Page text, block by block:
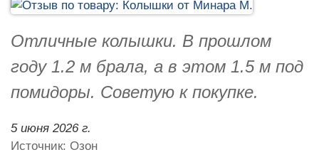
Отличные колышки. В прошлом
году 1.2 м брала, а в этом 1.5 м под
помидоры. Советую к покупке.
5 июня 2026 г.
Источник: Озон